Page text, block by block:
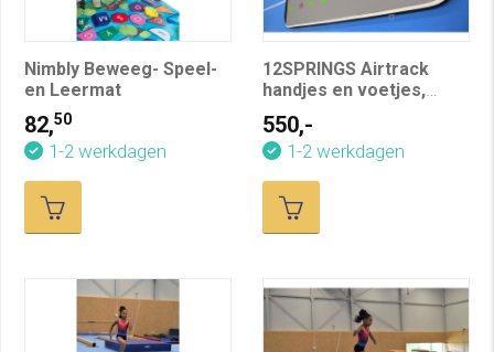
Nimbly Beweeg- Speel-
en Leermat
82,50
1-2 werkdagen
12SPRINGS Airtrack
handjes en voetjes,
L300XB200 cm, incl.
compressor
550,-
1-2 werkdagen